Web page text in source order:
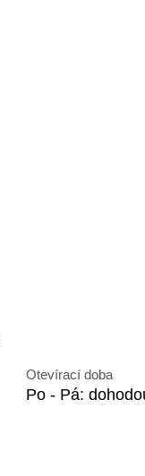
Otevírací doba
Po - Pá: